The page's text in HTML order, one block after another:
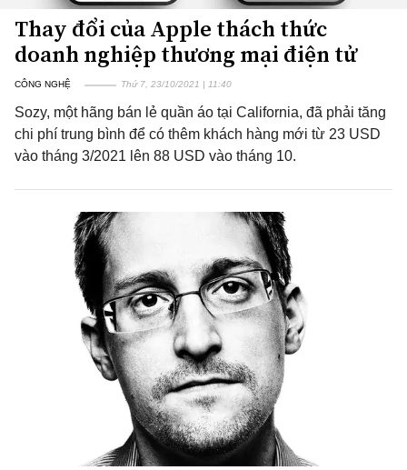
Thay đổi của Apple thách thức
doanh nghiệp thương mại điện tử
CÔNG NGHỆ Thứ 7, 23/10/2021 | 11:40
Sozy, một hãng bán lẻ quần áo tại California, đã phải tăng
chi phí trung bình để có thêm khách hàng mới từ 23 USD
vào tháng 3/2021 lên 88 USD vào tháng 10.